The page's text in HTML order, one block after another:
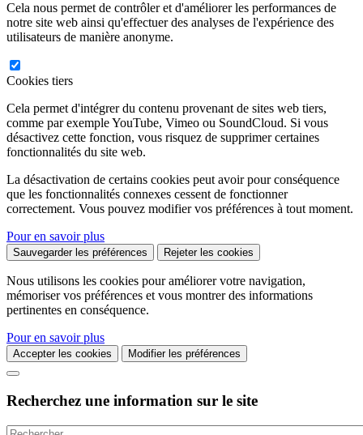
Cela nous permet de contrôler et d'améliorer les performances de
notre site web ainsi qu'effectuer des analyses de l'expérience des
utilisateurs de manière anonyme.
Cookies tiers
Cela permet d'intégrer du contenu provenant de sites web tiers,
comme par exemple YouTube, Vimeo ou SoundCloud. Si vous
désactivez cette fonction, vous risquez de supprimer certaines
fonctionnalités du site web.
La désactivation de certains cookies peut avoir pour conséquence
que les fonctionnalités connexes cessent de fonctionner
correctement. Vous pouvez modifier vos préférences à tout moment.
Pour en savoir plus
Sauvegarder les préférences Rejeter les cookies
Nous utilisons les cookies pour améliorer votre navigation,
mémoriser vos préférences et vous montrer des informations
pertinentes en conséquence.
Pour en savoir plus
Accepter les cookies Modifier les préférences
Recherchez une information sur le site